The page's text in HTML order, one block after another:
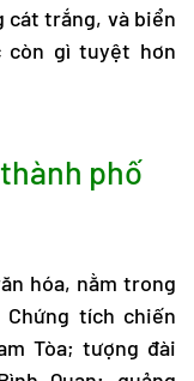
cát trắng, và biển
còn gì tuyệt hơn
phố
hóa, nằm trong
tích chiến
Tòa; tượng đài